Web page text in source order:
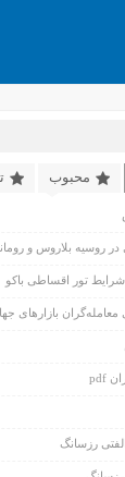
محبوب
روسیه بلاروس و
شرایط تور اقساطی باکو
بازارهای
رزسانگ